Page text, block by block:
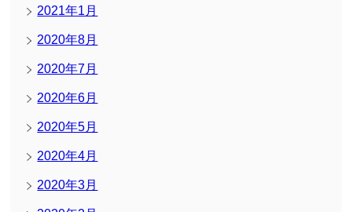
2021年1月
2020年8月
2020年7月
2020年6月
2020年5月
2020年4月
2020年3月